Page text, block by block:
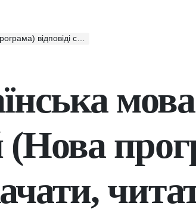
скачати, читати онлайн
(Нова